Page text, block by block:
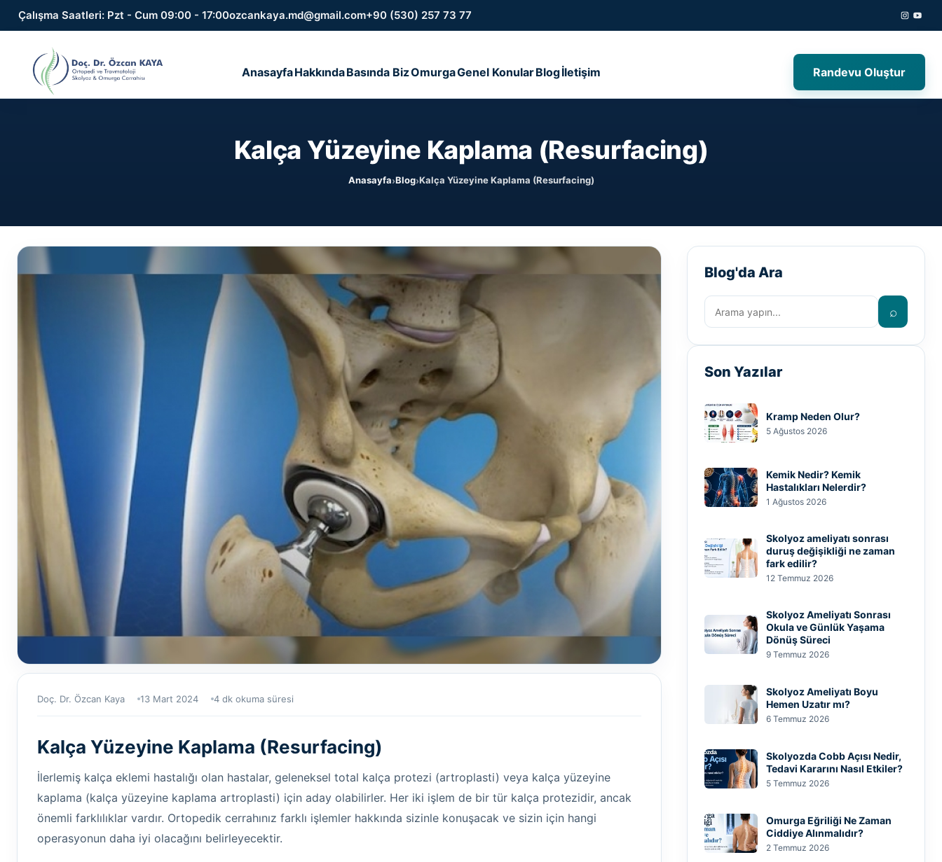
Çalışma Saatleri: Pzt - Cum 09:00 - 17:00ozcankaya.md@gmail.com+90 (530) 257 73 77
AnasayfaHakkındaBasında BizOmurgaGenel KonularBlogİletişim Randevu Oluştur
Kalça Yüzeyine Kaplama (Resurfacing)
Anasayfa›Blog›Kalça Yüzeyine Kaplama (Resurfacing)
Doç. Dr. Özcan Kaya 13 Mart 2024 4 dk okuma süresi
Kalça Yüzeyine Kaplama (Resurfacing)
İlerlemiş kalça eklemi hastalığı olan hastalar, geleneksel total kalça protezi (artroplasti) veya kalça yüzeyine
kaplama (kalça yüzeyine kaplama artroplasti) için aday olabilirler. Her iki işlem de bir tür kalça protezidir, ancak
önemli farklılıklar vardır. Ortopedik cerrahınız farklı işlemler hakkında sizinle konuşacak ve sizin için hangi
operasyonun daha iyi olacağını belirleyecektir.
Blog'da Ara
⌕
Son Yazılar
Kramp Neden Olur?
5 Ağustos 2026
Kemik Nedir? Kemik
Hastalıkları Nelerdir?
1 Ağustos 2026
Skolyoz ameliyatı sonrası
duruş değişikliği ne zaman
fark edilir?
12 Temmuz 2026
Skolyoz Ameliyatı Sonrası
Okula ve Günlük Yaşama
Dönüş Süreci
9 Temmuz 2026
Skolyoz Ameliyatı Boyu
Hemen Uzatır mı?
6 Temmuz 2026
Skolyozda Cobb Açısı Nedir,
Tedavi Kararını Nasıl Etkiler?
5 Temmuz 2026
Omurga Eğriliği Ne Zaman
Ciddiye Alınmalıdır?
2 Temmuz 2026